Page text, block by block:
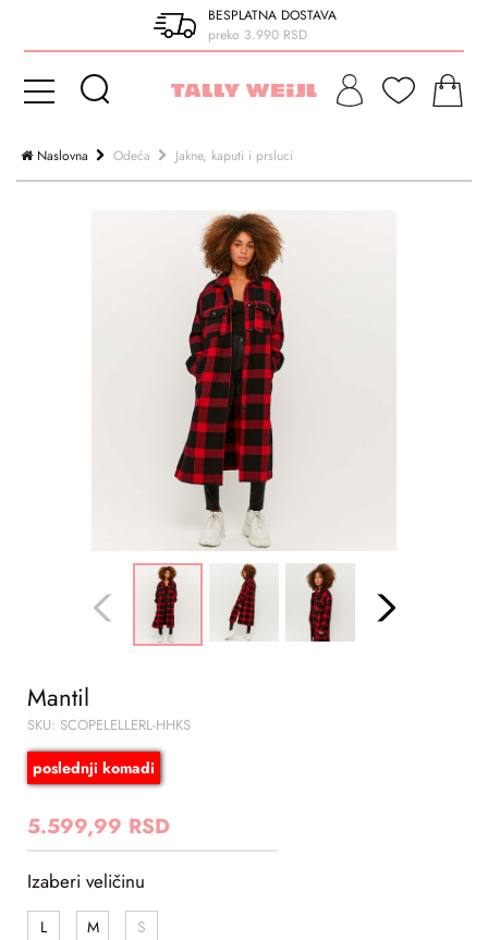
BESPLATNA DOSTAVA
preko 3.990 RSD
Naslovna Odeća Jakne, kaputi i prsluci
Mantil
SKU: SCOPELELLERL-HHKS
poslednji komadi
5.599,99 RSD
Izaberi veličinu
L M S